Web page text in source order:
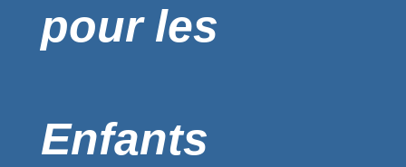
pour les
Enfants